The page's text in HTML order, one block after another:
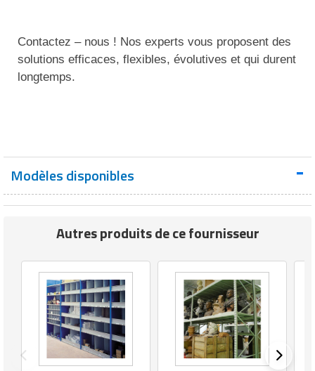
Vêtement sportif
Sautause professionnelle
Table de cuisson professionnelle
Ustensile de cuisine
Vaisselle restaurant
Contactez – nous ! Nos experts vous proposent des
solutions efficaces, flexibles, évolutives et qui durent
longtemps.
Modèles disponibles
Autres produits de ce fournisseur